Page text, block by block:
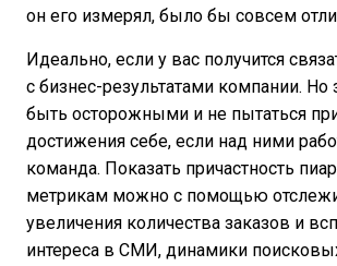
он его измерял, было бы совсем
Идеально, если у вас получится
с бизнес-результатами компании. Но
быть осторожными и не пытаться
достижения себе, если над ними
команда. Показать причастность
метрикам можно с помощью
увеличения количества заказов и
интереса в СМИ, динамики